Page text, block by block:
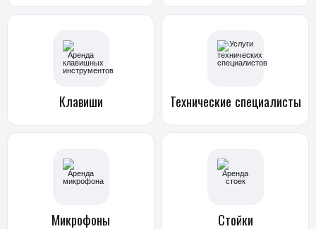
Клавиши Технические специалисты
Микрофоны Стойки